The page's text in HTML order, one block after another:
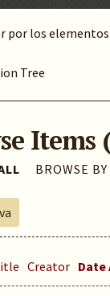
por los elementos
Tree
Items
BROWSE BY
Creator Date